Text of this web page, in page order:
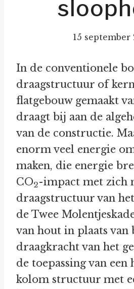
15 september
In de conventionele
draagstructuur of
flatgebouw gemaakt
draagt bij aan de
van de constructie.
enorm veel energie
maken, die energie
CO2-impact met zich
draagstructuur van
de Twee
van hout in plaats van
draagkracht van het
de toepassing van een
kolom structuur met